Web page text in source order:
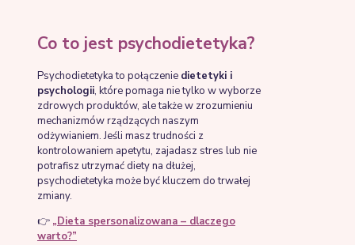
Co to jest psychodietetyka?
Psychodietetyka to połączenie dietetyki i
psychologii, które pomaga nie tylko w wyborze
zdrowych produktów, ale także w zrozumieniu
mechanizmów rządzących naszym
odżywianiem. Jeśli masz trudności z
kontrolowaniem apetytu, zajadasz stres lub nie
potrafisz utrzymać diety na dłużej,
psychodietetyka może być kluczem do trwałej
zmiany.
👉 „Dieta spersonalizowana – dlaczego
warto?”